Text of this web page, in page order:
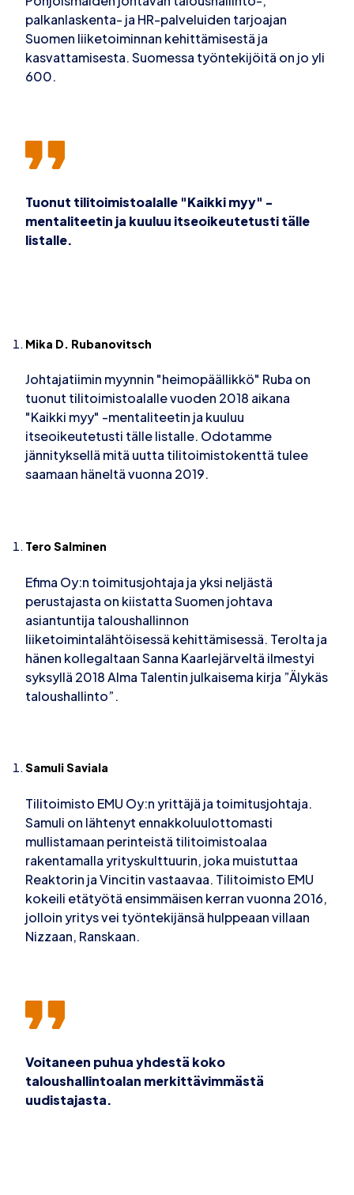
palkanlaskenta- ja HR-palveluiden tarjoajan
Suomen liiketoiminnan kehittämisestä ja
kasvattamisesta. Suomessa työntekijöitä on jo yli
600.
Tuonut tilitoimistoalalle "Kaikki myy" -
mentaliteetin ja kuuluu itseoikeutetusti tälle
listalle.
Mika D. Rubanovitsch
Johtajatiimin myynnin "heimopäällikkö" Ruba on
tuonut tilitoimistoalalle vuoden 2018 aikana
"Kaikki myy" -mentaliteetin ja kuuluu
itseoikeutetusti tälle listalle. Odotamme
jännityksellä mitä uutta tilitoimistokenttä tulee
saamaan häneltä vuonna 2019.
Tero Salminen
Efima Oy:n toimitusjohtaja ja yksi neljästä
perustajasta on kiistatta Suomen johtava
asiantuntija taloushallinnon
liiketoimintalähtöisessä kehittämisessä. Terolta ja
hänen kollegaltaan Sanna Kaarlejärveltä ilmestyi
syksyllä 2018 Alma Talentin julkaisema kirja ”Älykäs
taloushallinto”.
Samuli Saviala
Tilitoimisto EMU Oy:n yrittäjä ja toimitusjohtaja.
Samuli on lähtenyt ennakkoluulottomasti
mullistamaan perinteistä tilitoimistoalaa
rakentamalla yrityskulttuurin, joka muistuttaa
Reaktorin ja Vincitin vastaavaa. Tilitoimisto EMU
kokeili etätyötä ensimmäisen kerran vuonna 2016,
jolloin yritys vei työntekijänsä hulppeaan villaan
Nizzaan, Ranskaan.
Voitaneen puhua yhdestä koko
taloushallintoalan merkittävimmästä
uudistajasta.